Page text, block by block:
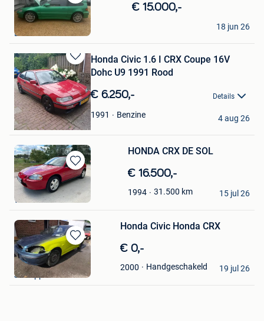
Bewaren
in
Mijn
Favorieten
€ 15.000,-
lollibol
Brussel
18 jun 26
Bewaren
in
Mijn
Favorieten
Honda Civic 1.6 I CRX Coupe 16V
Dohc U9 1991 Rood
€ 6.250,- Details
1991 Benzine
Cs
Kapellen
4 aug 26
Bewaren
in
Mijn
Favorieten
HONDA CRX DE SOL
€ 16.500,-
1994 31.500 km
SMARTINO
Wanze
15 jul 26
Bewaren
in
Mijn
Favorieten
Honda Civic Honda CRX
€ 0,-
2000 Handgeschakeld
Dave
Jemeppe
19 jul 26